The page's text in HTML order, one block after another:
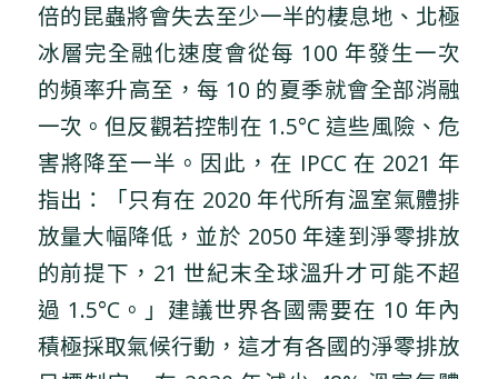
倍的昆蟲將會失去至少一半的棲息地、北極
冰層完全融化速度會從每 100 年發生一次
的頻率升高至，每 10 的夏季就會全部消融
一次。但反觀若控制在 1.5°C 這些風險、危
害將降至一半。因此，在 IPCC 在 2021 年
指出：「只有在 2020 年代所有溫室氣體排
放量大幅降低，並於 2050 年達到淨零排放
的前提下，21 世紀末全球溫升才可能不超
過 1.5°C。」建議世界各國需要在 10 年內
積極採取氣候行動，這才有各國的淨零排放